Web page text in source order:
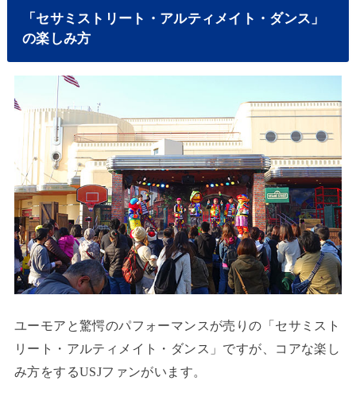
「セサミストリート・アルティメイト・ダンス」
の楽しみ方
ユーモアと驚愕のパフォーマンスが売りの「セサミスト
リート・アルティメイト・ダンス」ですが、コアな楽し
み方をするUSJファンがいます。